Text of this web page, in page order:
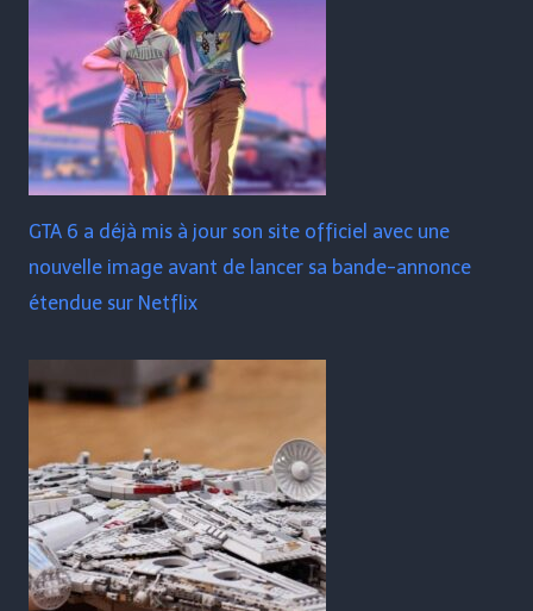
GTA 6 a déjà mis à jour son site officiel avec une
nouvelle image avant de lancer sa bande-annonce
étendue sur Netflix